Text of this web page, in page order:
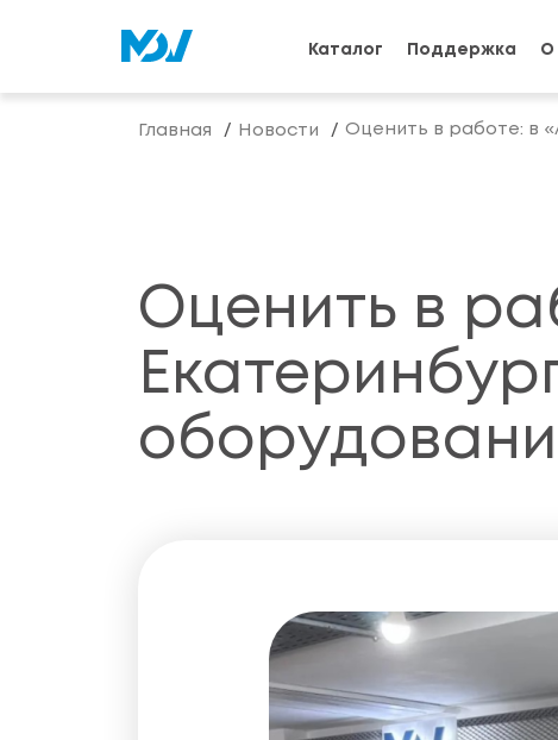
Каталог Поддержка О
Главная Новости Оценить в работе: в
Оценить в